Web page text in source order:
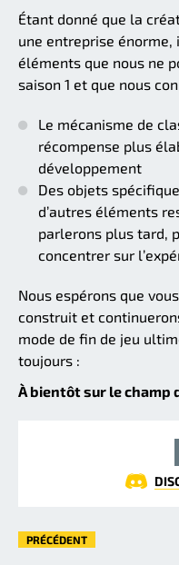
Étant donné que la
une entreprise
éléments que nous ne
saison 1 et que nous
Le mécanisme de
récompense plus
développement
Des objets
d’autres éléments
parlerons plus tard,
concentrer sur
Nous espérons que
construit et
mode de fin de jeu
toujours :
À bientôt sur le champ
PRÉCÉDENT